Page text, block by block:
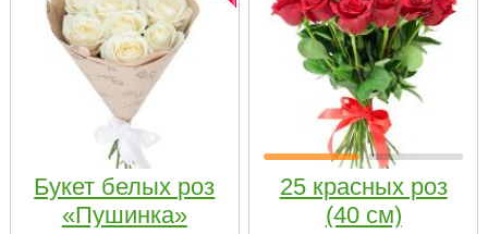
Букет белых роз
«Пушинка»
25 красных роз
(40 см)